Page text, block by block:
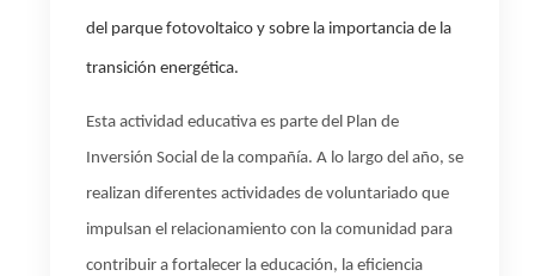
del parque fotovoltaico y sobre la importancia de la
transición energética.
Esta actividad educativa es parte del Plan de
Inversión Social de la compañía. A lo largo del año, se
realizan diferentes actividades de voluntariado que
impulsan el relacionamiento con la comunidad para
contribuir a fortalecer la educación, la eficiencia